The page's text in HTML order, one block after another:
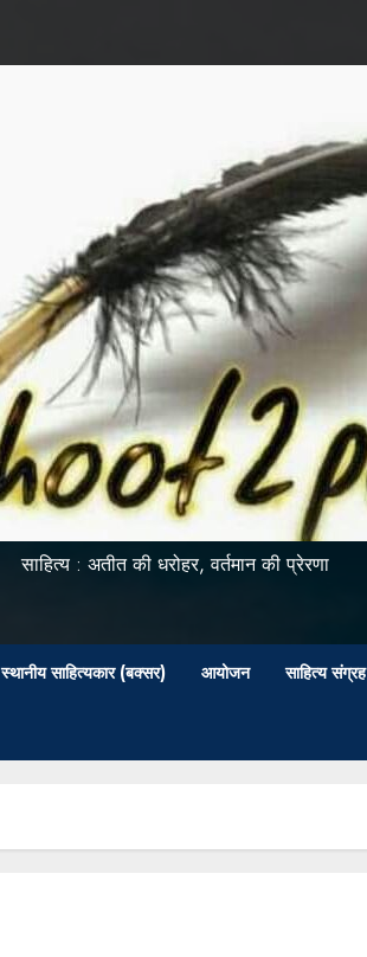
साहित्य : अतीत की धरोहर, वर्तमान की प्रेरणा
स्थानीय साहित्यकार (बक्सर) आयोजन साहित्य संग्रह